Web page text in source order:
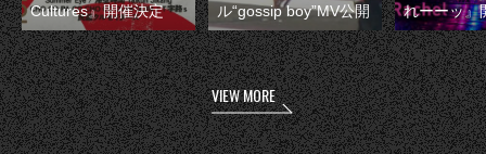
Cultures』開催決定
ル“gossip boy”MV公開
れーーッ』
VIEW MORE